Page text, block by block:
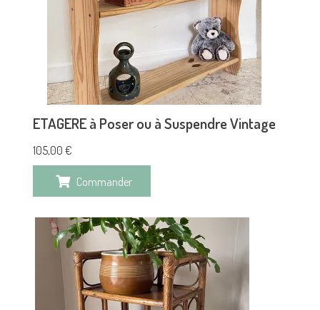
ETAGERE à Poser ou à Suspendre Vintage
105,00 €
Commander